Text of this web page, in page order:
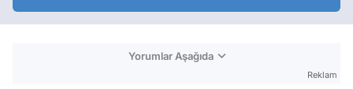
Yorumlar Aşağıda
Reklam